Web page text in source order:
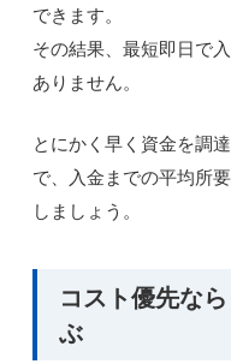
できます。
その結果、最短即日で
ありません。
とにかく早く資金を調
で、入金までの平均所
しましょう。
コスト優先な
ぶ